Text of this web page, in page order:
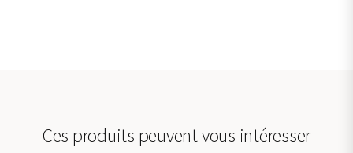
Ces produits peuvent vous intéresser